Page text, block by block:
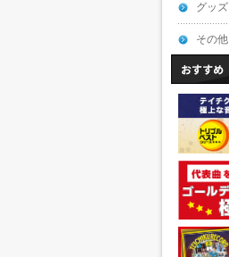
グッズ
その他